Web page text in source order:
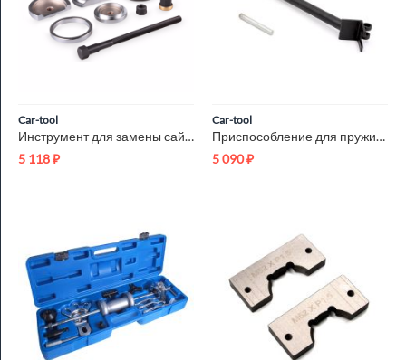
Car-tool
Инструмент для замены сайлентблоков дифференциала Mercedes W2...
5 118₽
Car-tool
Приспособление для пружин BMW Valvetronic Car-Tool CT-U0110
5 090₽